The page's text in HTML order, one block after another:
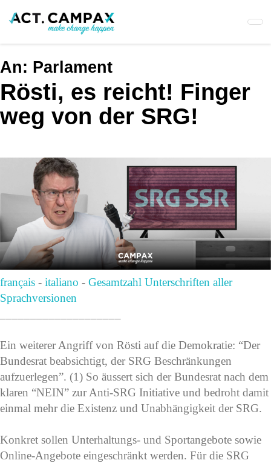
An: Parlament
Rösti, es reicht! Finger
weg von der SRG!
français - italiano - Gesamtzahl Unterschriften aller
Sprachversionen
Ein weiterer Angriff von Rösti auf die Demokratie: “Der
Bundesrat beabsichtigt, der SRG Beschränkungen
aufzuerlegen”. (1) So äussert sich der Bundesrat nach dem
klaren “NEIN” zur Anti-SRG Initiative und bedroht damit
einmal mehr die Existenz und Unabhängigkeit der SRG.
Konkret sollen Unterhaltungs- und Sportangebote sowie
Online-Angebote eingeschränkt werden. Für die SRG